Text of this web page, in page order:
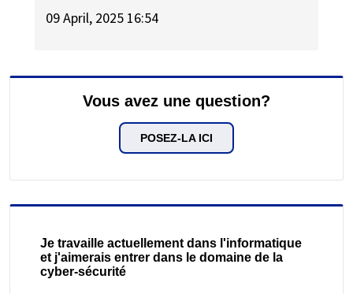
09 April, 2025 16:54
Vous avez une question?
POSEZ-LA ICI
Je travaille actuellement dans l'informatique
et j'aimerais entrer dans le domaine de la
cyber-sécurité